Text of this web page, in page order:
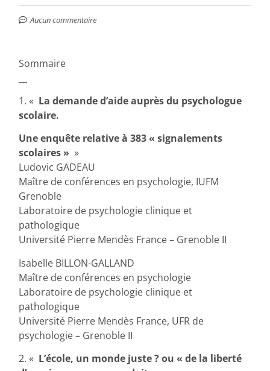
Aucun commentaire
Sommaire
1. « La demande d’aide auprès du psychologue
scolaire.
Une enquête relative à 383 « signalements
scolaires » »
Ludovic GADEAU
Maître de conférences en psychologie, IUFM
Grenoble
Laboratoire de psychologie clinique et
pathologique
Université Pierre Mendès France – Grenoble II
Isabelle BILLON-GALLAND
Maître de conférences en psychologie
Laboratoire de psychologie clinique et
pathologique
Université Pierre Mendès France, UFR de
psychologie – Grenoble II
2. « L’école, un monde juste ? ou « de la liberté